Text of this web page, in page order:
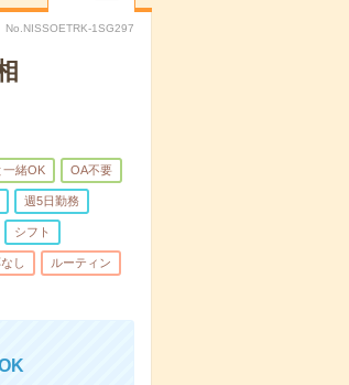
No.NISSOETRK-1SG297
一緒OK OA不要
週5日勤務
シフト
し ルーティン